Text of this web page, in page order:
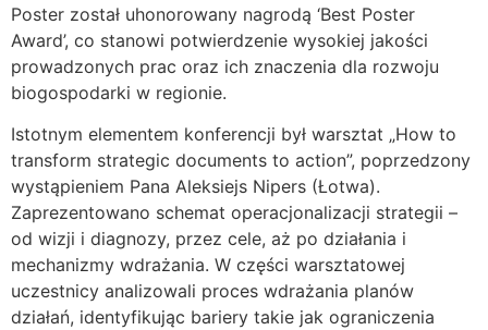
Poster został uhonorowany nagrodą ‘Best Poster
Award’, co stanowi potwierdzenie wysokiej jakości
prowadzonych prac oraz ich znaczenia dla rozwoju
biogospodarki w regionie.
Istotnym elementem konferencji był warsztat „How to
transform strategic documents to action”, poprzedzony
wystąpieniem Pana Aleksiejs Nipers (Łotwa).
Zaprezentowano schemat operacjonalizacji strategii –
od wizji i diagnozy, przez cele, aż po działania i
mechanizmy wdrażania. W części warsztatowej
uczestnicy analizowali proces wdrażania planów
działań, identyfikując bariery takie jak ograniczenia